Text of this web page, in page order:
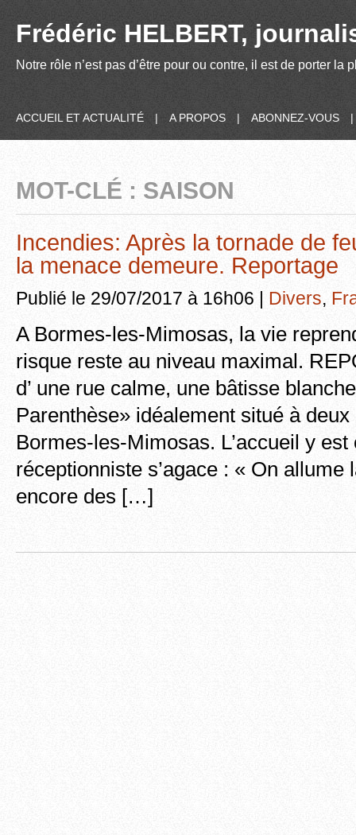
Frédéric HELBERT,
Notre rôle n’est pas d’être pour ou contre, il est de porter
ACCUEIL ET ACTUALITÉ | A PROPOS | ABONNEZ-VOUS |
MOT-CLÉ : SAISON
Incendies: Après la tornade de
la menace demeure. Reportage
Publié le 29/07/2017 à 16h06 | Divers,
A Bormes-les-Mimosas, la vie
risque reste au niveau maximal.
d’ une rue calme, une bâtisse
Parenthèse» idéalement situé à
Bormes-les-Mimosas. L’accueil y
réceptionniste s’agace : « On allume
encore des […]